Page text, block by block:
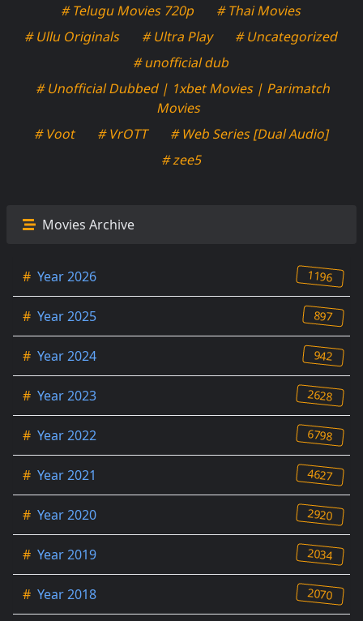
# Telugu Movies 720p
# Thai Movies
# Ullu Originals
# Ultra Play
# Uncategorized
# unofficial dub
# Unofficial Dubbed | 1xbet Movies | Parimatch
Movies
# Voot
# VrOTT
# Web Series [Dual Audio]
# zee5
Movies Archive
# Year 2026 1196
# Year 2025 897
# Year 2024 942
# Year 2023 2628
# Year 2022 6798
# Year 2021 4627
# Year 2020 2920
# Year 2019 2034
# Year 2018 2070